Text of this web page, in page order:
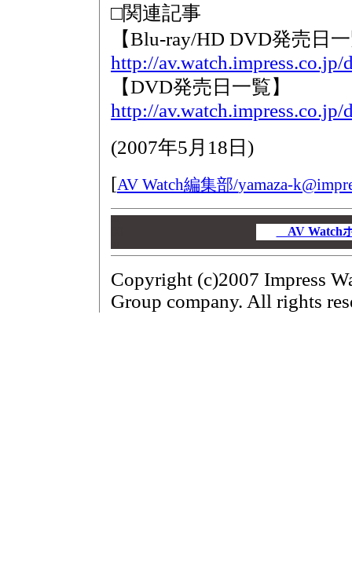
□関連記事
【Blu-ray/HD DVD発売日
http://av.watch.impress.co.jp/
【DVD発売日一覧】
http://av.watch.impress.co.jp/
(2007年5月18日 )
[AV Watch編集部/yamaza-
AV Watch
Copyright (c)2007 Impress
Group company. All rights